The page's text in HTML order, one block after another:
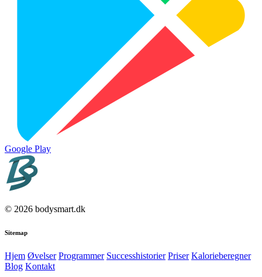
Google Play
© 2026 bodysmart.dk
Sitemap
Hjem Øvelser Programmer Successhistorier Priser Kalorieberegner
Blog Kontakt